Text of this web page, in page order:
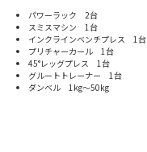
パワーラック 2台
スミスマシン 1台
インクラインベンチプレス 1台
プリチャーカール 1台
45°レッグプレス 1台
グルートトレーナー 1台
ダンベル 1kg～50kg